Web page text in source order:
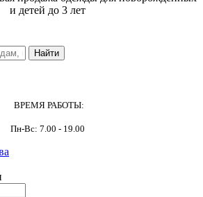
и детей до 3 лет
ВРЕМЯ РАБОТЫ:
Пн-Вс: 7.00 - 19.00